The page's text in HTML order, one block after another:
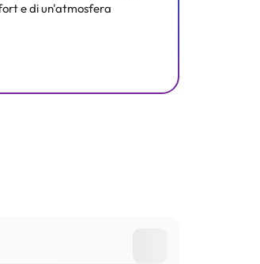
e di un'atmosfera